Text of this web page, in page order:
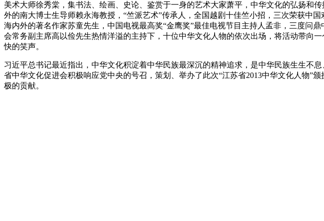
美术大师徐秀棠，集书法、绘画、史论、鉴赏于一身的艺术大家萧平，中华文化的弘扬和
外的南大博士生导师赖永海教授，“竺派艺术”传承人，全国越剧十佳竺小招，三次荣获中
海内外的著名作家苏童先生，中国电视最高奖“金鹰奖”最佳电视节目主持人孟非，三度问
会常务副主席高以俭先生热情洋溢的主持下，十位中华文化人物的依次出场，将活动带向
快的笑声。
习近平总书记最近指出，中华文化积淀着中华民族最深沉的精神追求，是中华民族生生不
省中华文化促进会积极响应党中央的号召，策划、举办了此次“江苏省2013中华文化人物”
极的贡献。